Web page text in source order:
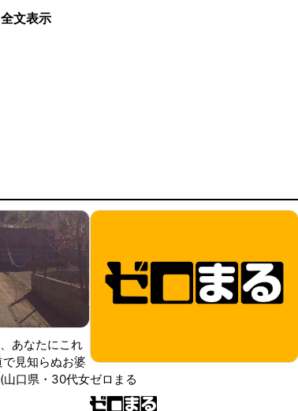
全文表示
あなたにこれ
見知らぬお婆
山口県・30代女ゼロまる